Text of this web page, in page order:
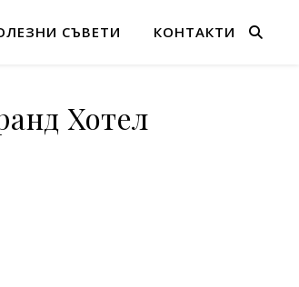
СЪВЕТИ КОНТАКТИ
Хотел